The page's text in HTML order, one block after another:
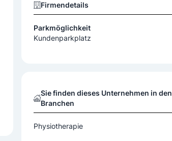
Firmendetails
Parkmöglichkeit
Kundenparkplatz
Sie finden dieses Unternehmen in den
Branchen
Physiotherapie